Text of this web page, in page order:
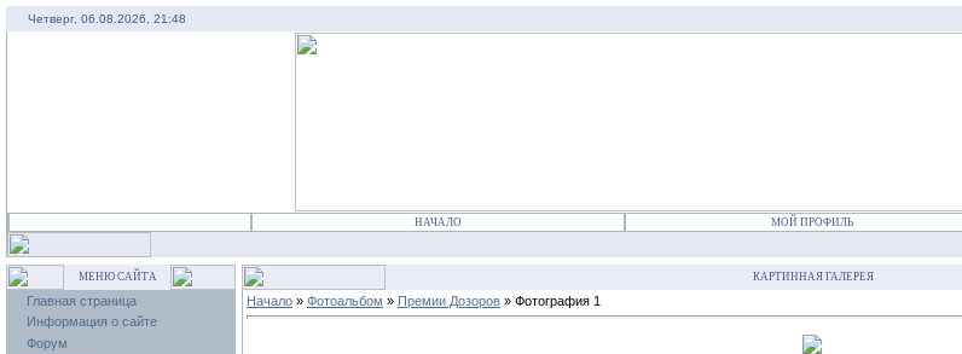
Четверг, 06.08.2026, 21:48
НАЧАЛО МОЙ ПРОФИЛЬ
МЕНЮ САЙТА
Главная страница
Информация о сайте
Форум
КАРТИННАЯ ГАЛЕРЕЯ
Начало » Фотоальбом » Премии Дозоров » Фотография 1